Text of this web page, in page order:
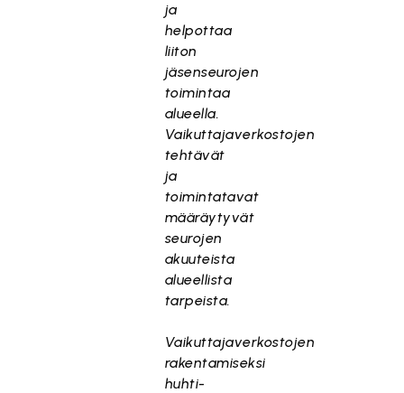
ja
helpottaa
liiton
jäsenseurojen
toimintaa
alueella.
Vaikuttajaverkostojen
tehtävät
ja
toimintatavat
määräytyvät
seurojen
akuuteista
alueellista
tarpeista.
Vaikuttajaverkostojen
rakentamiseksi
huhti-